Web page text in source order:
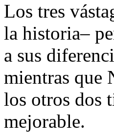
Los tres
la historia–
a sus
mientras que
los otros dos
mejorable.